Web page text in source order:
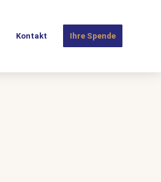
Kontakt Ihre Spende